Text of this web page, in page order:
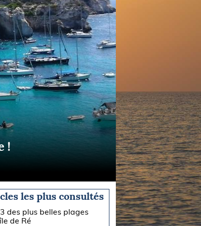
!
les plus consultés
des plus belles plages
de Ré